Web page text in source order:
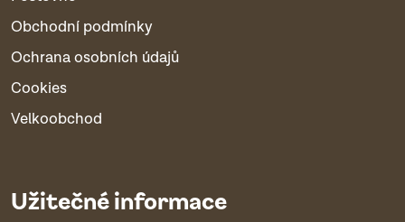
Obchodní podmínky
Ochrana osobních údajů
Cookies
Velkoobchod
Užitečné informace